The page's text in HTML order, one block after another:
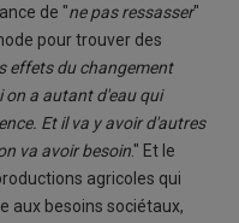
de "ne pas ressasser"
pour trouver des
effets du changement
on a autant d'eau qui
Et il va y avoir d'autres
va avoir besoin." Et le
agricoles qui
aux besoins sociétaux,